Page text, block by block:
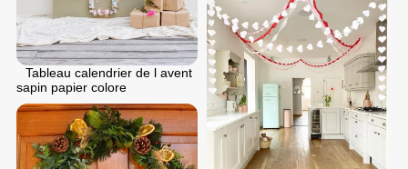
Tableau calendrier de l avent
sapin papier colore